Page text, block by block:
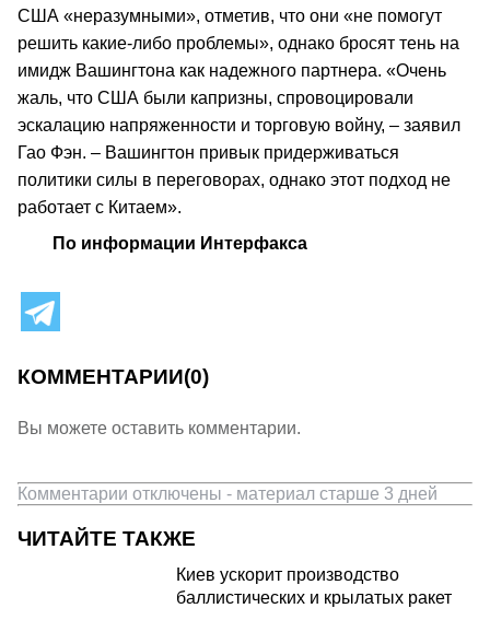
США «неразумными», отметив, что они «не помогут
решить какие-либо проблемы», однако бросят тень на
имидж Вашингтона как надежного партнера. «Очень
жаль, что США были капризны, спровоцировали
эскалацию напряженности и торговую войну, – заявил
Гао Фэн. – Вашингтон привык придерживаться
политики силы в переговорах, однако этот подход не
работает с Китаем».
По информации Интерфакса
КОММЕНТАРИИ(0)
Вы можете оставить комментарии.
Комментарии отключены - материал старше 3 дней
ЧИТАЙТЕ ТАКЖЕ
Киев ускорит производство
баллистических и крылатых ракет